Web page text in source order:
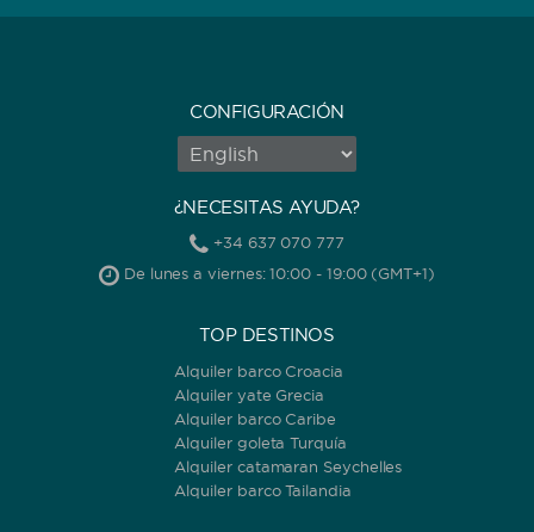
CONFIGURACIÓN
¿NECESITAS AYUDA?
+34 637 070 777
De lunes a viernes: 10:00 - 19:00 (GMT+1)
TOP DESTINOS
Alquiler barco Croacia
Alquiler yate Grecia
Alquiler barco Caribe
Alquiler goleta Turquía
Alquiler catamaran Seychelles
Alquiler barco Tailandia